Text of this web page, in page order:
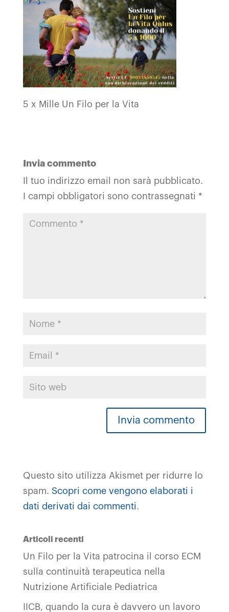
5 x Mille Un Filo per la Vita
Invia commento
Il tuo indirizzo email non sarà pubblicato.
I campi obbligatori sono contrassegnati *
Questo sito utilizza Akismet per ridurre lo
spam. Scopri come vengono elaborati i
dati derivati dai commenti.
Articoli recenti
Un Filo per la Vita patrocina il corso ECM
sulla continuità terapeutica nella
Nutrizione Artificiale Pediatrica
IICB, quando la cura è davvero un lavoro